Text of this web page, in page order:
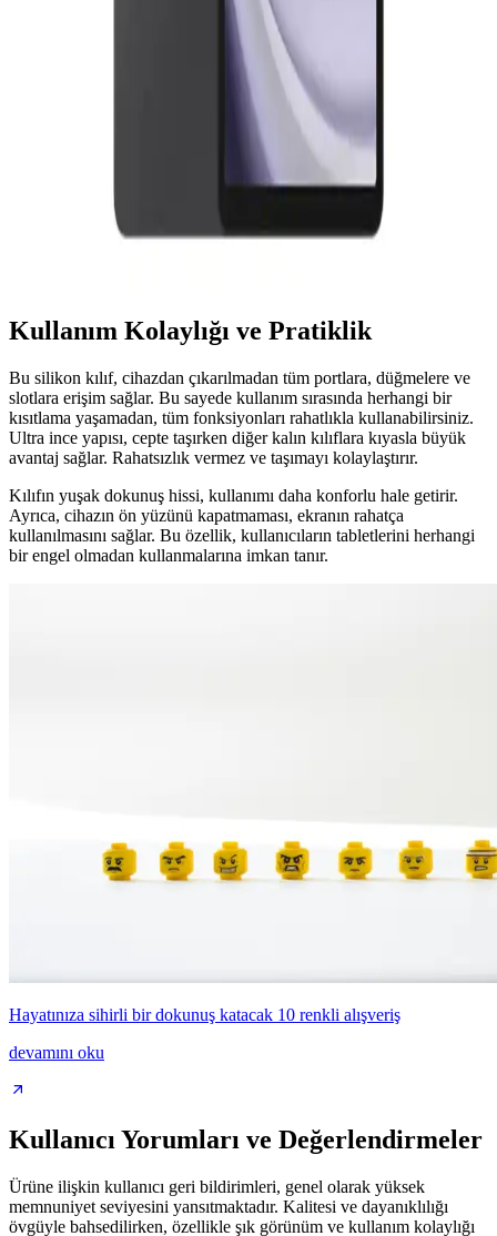
Samsung Tabletler: Günlük İş ve Eğlence İçin Güçlü
Samsung tabletler, yüksek çözünürlük, güçlü işlemci ve uzun pil
ömrü ile günlük iş ve eğlence ihtiyaçlarını karşılayan pratik cihazlar.
Samsung Galaxy Tabletler Uygun Fiyat ve
Performans Dengesi Sunuyor
Samsung Galaxy tabletler uygun fiyat ve iyi performansıyla günlük
ihtiyaçları karşılayan çeşitli modellerle kullanıcıların beğenisini
Kullanım Kolaylığı ve Pratiklik
Bu silikon kılıf, cihazdan çıkarılmadan tüm portlara, düğmelere ve
slotlara erişim sağlar. Bu sayede kullanım sırasında herhangi bir
kısıtlama yaşamadan, tüm fonksiyonları rahatlıkla kullanabilirsiniz.
Ultra ince yapısı, cepte taşırken diğer kalın kılıflara kıyasla büyük
avantaj sağlar. Rahatsızlık vermez ve taşımayı kolaylaştırır.
Kılıfın yuşak dokunuş hissi, kullanımı daha konforlu hale getirir.
Ayrıca, cihazın ön yüzünü kapatmaması, ekranın rahatça
kullanılmasını sağlar. Bu özellik, kullanıcıların tabletlerini herhangi
bir engel olmadan kullanmalarına imkan tanır.
Hayatınıza sihirli bir dokunuş katacak 10 renkli alışveriş
devamını oku
Kullanıcı Yorumları ve Değerlendirmeler
Ürüne ilişkin kullanıcı geri bildirimleri, genel olarak yüksek
memnuniyet seviyesini yansıtmaktadır. Kalitesi ve dayanıklılığı
övgüyle bahsedilirken, özellikle şık görünüm ve kullanım kolaylığı